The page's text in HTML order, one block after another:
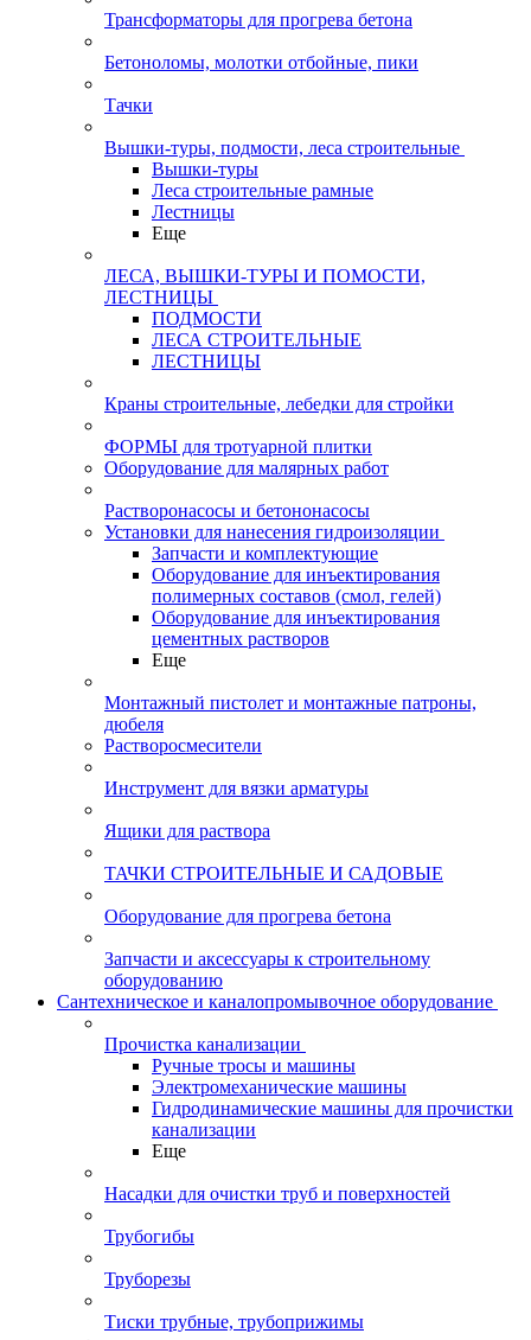
Трансформаторы для прогрева бетона
Бетоноломы, молотки отбойные, пики
Тачки
Вышки-туры, подмости, леса строительные
Вышки-туры
Леса строительные рамные
Лестницы
Еще
ЛЕСА, ВЫШКИ-ТУРЫ И ПОМОСТИ,
ЛЕСТНИЦЫ
ПОДМОСТИ
ЛЕСА СТРОИТЕЛЬНЫЕ
ЛЕСТНИЦЫ
Краны строительные, лебедки для стройки
ФОРМЫ для тротуарной плитки
Оборудование для малярных работ
Растворонасосы и бетононасосы
Установки для нанесения гидроизоляции
Запчасти и комплектующие
Оборудование для инъектирования
полимерных составов (смол, гелей)
Оборудование для инъектирования
цементных растворов
Еще
Монтажный пистолет и монтажные патроны,
дюбеля
Растворосмесители
Инструмент для вязки арматуры
Ящики для раствора
ТАЧКИ СТРОИТЕЛЬНЫЕ И САДОВЫЕ
Оборудование для прогрева бетона
Запчасти и аксессуары к строительному
оборудованию
Сантехническое и каналопромывочное оборудование
Прочистка канализации
Ручные тросы и машины
Электромеханические машины
Гидродинамические машины для прочистки
канализации
Еще
Насадки для очистки труб и поверхностей
Трубогибы
Труборезы
Тиски трубные, трубоприжимы